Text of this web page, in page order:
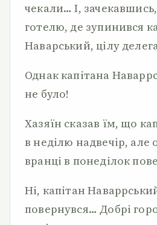
чекали… І,
готелю, де зупинився
Наварський, цілу
Однак капітана
не було!
Хазяїн сказав їм, що
в неділю надвечір, але
вранці в понеділок
Ні, капітан
повернувся… Добрі